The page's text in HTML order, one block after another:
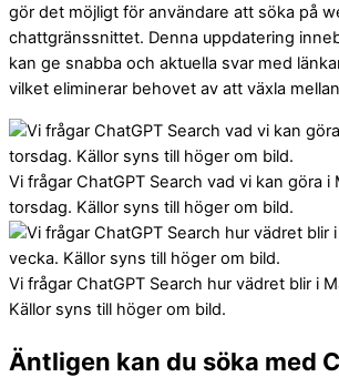
gör det möjligt för användare att söka på
chattgränssnittet. Denna uppdatering
kan ge snabba och aktuella svar med
vilket eliminerar behovet av att växla
Vi frågar ChatGPT Search vad vi kan göra i
torsdag. Källor syns till höger om bild.
Vi frågar ChatGPT Search hur vädret blir i
Källor syns till höger om bild.
Äntligen kan du söka med